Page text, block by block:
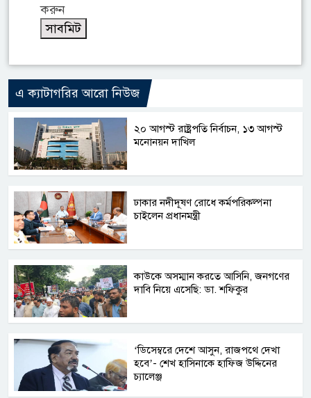
করুন
এ ক্যাটাগরির আরো নিউজ
২০ আগস্ট রাষ্ট্রপতি নির্বাচন, ১৩ আগস্ট
মনোনয়ন দাখিল
ঢাকার নদীদূষণ রোধে কর্মপরিকল্পনা
চাইলেন প্রধানমন্ত্রী
কাউকে অসম্মান করতে আসিনি, জনগণের
দাবি নিয়ে এসেছি: ডা. শফিকুর
‘ডিসেম্বরে দেশে আসুন, রাজপথে দেখা
হবে’- শেখ হাসিনাকে হাফিজ উদ্দিনের
চ্যালেঞ্জ